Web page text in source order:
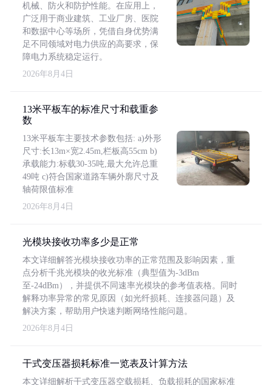
机械、防火和防护性能。在应用上，
广泛用于商业建筑、工业厂房、医院
和数据中心等场所，凭借自身优势满
足不同领域对电力供应的高要求，保
障电力系统稳定运行。
2026年8月4日
13米平板车的标准尺寸和载重参
数
13米平板车主要技术参数包括: a)外形
尺寸:长13m×宽2.45m,栏板高55cm b)
承载能力:标载30-35吨,最大允许总重
49吨 c)符合国家道路车辆外廓尺寸及
轴荷限值标准
2026年8月4日
光模块接收功率多少是正常
本文详细解答光模块接收功率的正常范围及影响因素，重
点分析千兆光模块的收光标准（典型值为-3dBm
至-24dBm），并提供不同速率光模块的参考值表格。同时
解释功率异常的常见原因（如光纤损耗、连接器问题）及
解决方案，帮助用户快速判断网络性能问题。
2026年8月4日
干式变压器损耗标准一览表及计算方法
本文详细解析干式变压器空载损耗、负载损耗的国家标准